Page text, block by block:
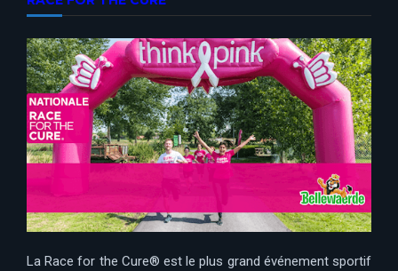
La Race for the Cure® est le plus grand événement sportif